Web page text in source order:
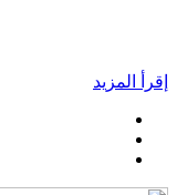
إقرأ المزيد